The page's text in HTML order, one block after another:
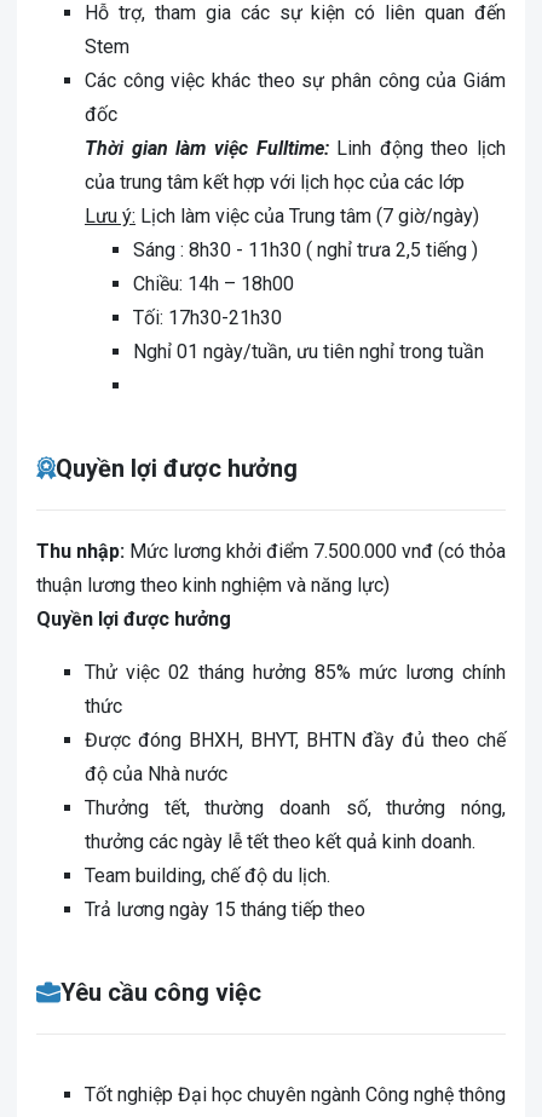
Hỗ trợ, tham gia các sự kiện có liên quan đến
Stem
Các công việc khác theo sự phân công của Giám
đốc
Thời gian làm việc Fulltime:Linh động theo lịch
của trung tâm kết hợp với lịch học của các lớp
Lưu ý: Lịch làm việc của Trung tâm (7 giờ/ngày)
Sáng : 8h30 - 11h30 ( nghỉ trưa 2,5 tiếng )
Chiều: 14h – 18h00
Tối: 17h30-21h30
Nghỉ 01 ngày/tuần, ưu tiên nghỉ trong tuần
Quyền lợi được hưởng
Thu nhập: Mức lương khởi điểm 7.500.000 vnđ (có thỏa
thuận lương theo kinh nghiệm và năng lực)
Quyền lợi được hưởng
Thử việc 02 tháng hưởng 85% mức lương chính
thức
Được đóng BHXH, BHYT, BHTN đầy đủ theo chế
độ của Nhà nước
Thưởng tết, thường doanh số, thưởng nóng,
thưởng các ngày lễ tết theo kết quả kinh doanh.
Team building, chế độ du lịch.
Trả lương ngày 15 tháng tiếp theo
Yêu cầu công việc
Tốt nghiệp Đại học chuyên ngành Công nghệ thông